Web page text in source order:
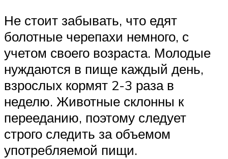
Не стоит забывать, что едят
болотные черепахи немного, с
учетом своего возраста. Молодые
нуждаются в пище каждый день,
взрослых кормят 2-3 раза в
неделю. Животные склонны к
перееданию, поэтому следует
строго следить за объемом
употребляемой пищи.